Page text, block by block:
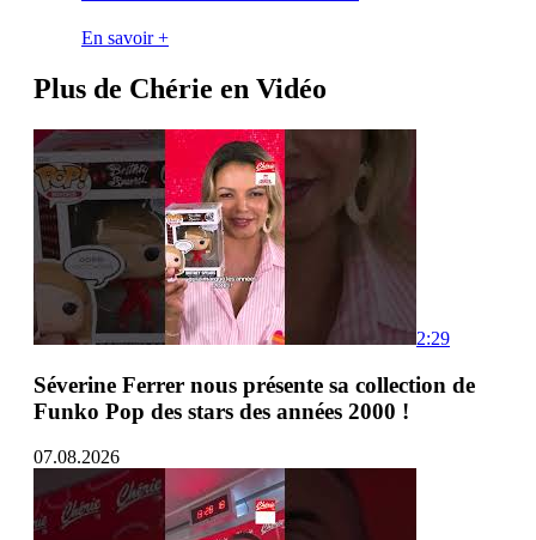
En savoir +
Plus de Chérie en Vidéo
2:29
Séverine Ferrer nous présente sa collection de
Funko Pop des stars des années 2000 !
07.08.2026